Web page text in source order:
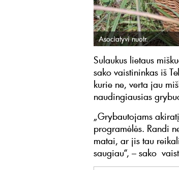
Asociatyvi nuotr.
Sulaukus lietaus
sako vaistininkas iš
kurie ne, verta jau
naudingiausias
„Grybautojams
programėlės. Randi
matai, ar jis tau
saugiau“, – sako